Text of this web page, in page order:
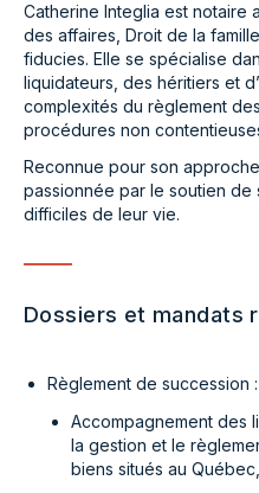
Catherine Integlia est notaire
des affaires, Droit de la
fiducies. Elle se spécialise
liquidateurs, des héritiers et
complexités du règlement
procédures non
Reconnue pour son
passionnée par le soutien de
difficiles de leur vie.
Dossiers et mandats
Règlement de succession :
Accompagnement des
la gestion et le
biens situés au